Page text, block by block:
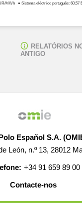
● Sistema eléctrico espanhol: 58,60 EUR/MWh ● Sistema eléctrico
RELATÓRIOS
ANTIGO
Español S.A.
León, n.º 13, 28012
+34 91 659 89 00
Contacte-nos